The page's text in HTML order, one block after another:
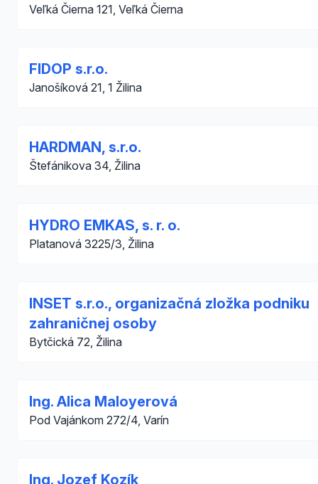
Veľká Čierna 121, Veľká Čierna
FIDOP s.r.o.
Janošíková 21, 1 Žilina
HARDMAN, s.r.o.
Štefánikova 34, Žilina
HYDRO EMKAS, s. r. o.
Platanová 3225/3, Žilina
INSET s.r.o., organizačná zložka podniku
zahraničnej osoby
Bytčická 72, Žilina
Ing. Alica Maloyerová
Pod Vajánkom 272/4, Varín
Ing. Jozef Kozík